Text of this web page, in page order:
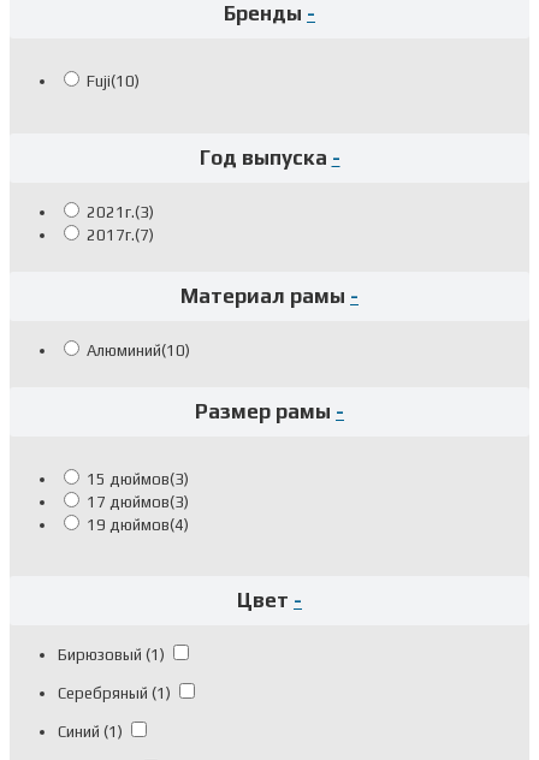
Бренды -
Fuji(10)
Год выпуска -
2021г.(3)
2017г.(7)
Материал рамы -
Алюминий(10)
Размер рамы -
15 дюймов(3)
17 дюймов(3)
19 дюймов(4)
Цвет -
Бирюзовый (1)
Серебряный (1)
Синий (1)